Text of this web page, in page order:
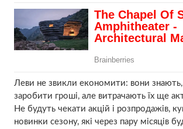
Леви не звикли економити: вони знають,
заробити гроші, але витрачають їх ще
Не будуть чекати акцій і розпродажів,
новинки сезону, які через пару місяців